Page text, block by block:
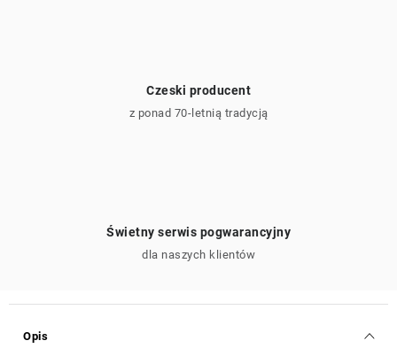
Czeski producent
z ponad 70-letnią tradycją
Świetny serwis pogwarancyjny
dla naszych klientów
Opis